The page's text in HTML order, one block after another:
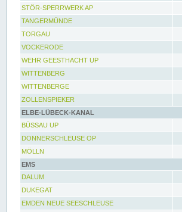
STÖR-SPERRWERK AP
TANGERMÜNDE
TORGAU
VOCKERODE
WEHR GEESTHACHT UP
WITTENBERG
WITTENBERGE
ZOLLENSPIEKER
ELBE-LÜBECK-KANAL
BÜSSAU UP
DONNERSCHLEUSE OP
MÖLLN
EMS
DALUM
DUKEGAT
EMDEN NEUE SEESCHLEUSE